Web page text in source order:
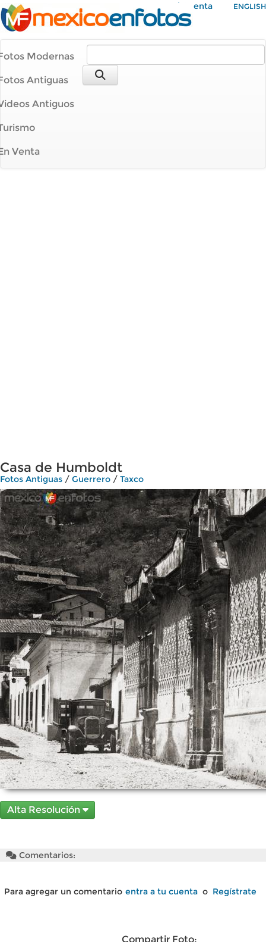
Mi Cuenta ENGLISH
Modernas
Antiguas
Antiguos
Venta
Casa de Humboldt
Fotos Antiguas / Guerrero / Taxco
Alta Resolución
Comentarios:
Para agregar un comentario entra a tu cuenta o Regístrate
Compartir Foto: